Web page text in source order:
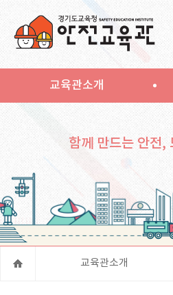
교육관소개
함께 만드는 안전,
교육관소개